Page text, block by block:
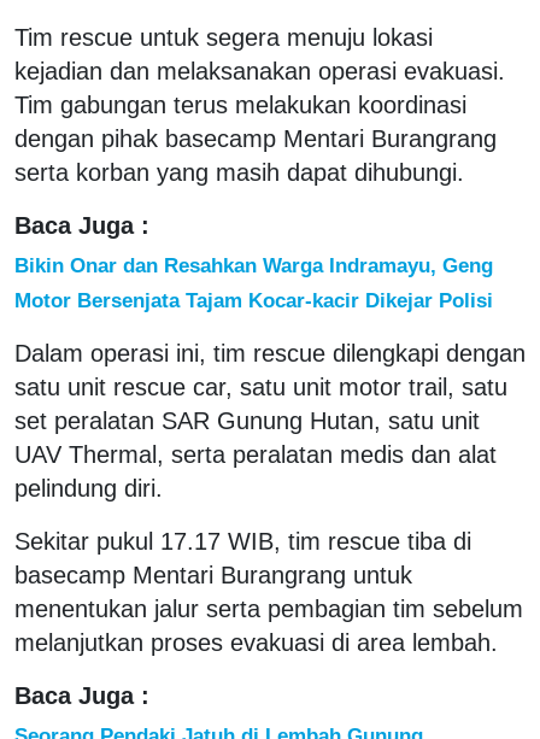
Tim rescue untuk segera menuju lokasi
kejadian dan melaksanakan operasi evakuasi.
Tim gabungan terus melakukan koordinasi
dengan pihak basecamp Mentari Burangrang
serta korban yang masih dapat dihubungi.
Baca Juga :
Bikin Onar dan Resahkan Warga Indramayu, Geng
Motor Bersenjata Tajam Kocar-kacir Dikejar Polisi
Dalam operasi ini, tim rescue dilengkapi dengan
satu unit rescue car, satu unit motor trail, satu
set peralatan SAR Gunung Hutan, satu unit
UAV Thermal, serta peralatan medis dan alat
pelindung diri.
Sekitar pukul 17.17 WIB, tim rescue tiba di
basecamp Mentari Burangrang untuk
menentukan jalur serta pembagian tim sebelum
melanjutkan proses evakuasi di area lembah.
Baca Juga :